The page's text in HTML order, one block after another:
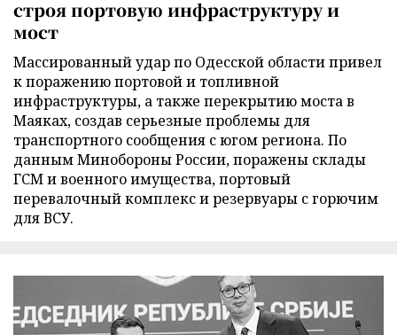
строя портовую инфраструктуру и
мост
Массированный удар по Одесской области привел
к поражению портовой и топливной
инфраструктуры, а также перекрытию моста в
Маяках, создав серьезные проблемы для
транспортного сообщения с югом региона. По
данным Минобороны России, поражены склады
ГСМ и военного имущества, портовый
перевалочный комплекс и резервуары с горючим
для ВСУ.